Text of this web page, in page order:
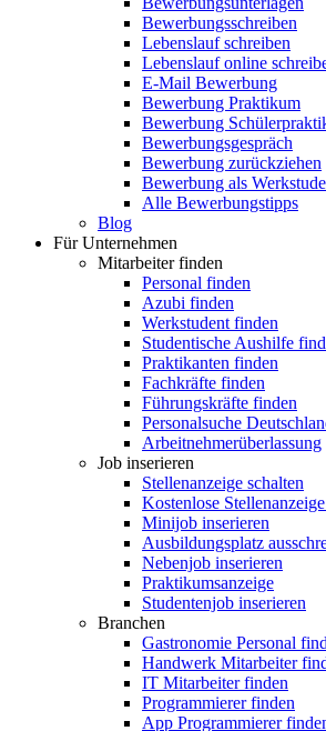
Bewerbungsschreiben
Lebenslauf schreiben
Lebenslauf online
E-Mail Bewerbung
Bewerbung Praktikum
Bewerbung
Bewerbungsgespräch
Bewerbung zurückziehen
Bewerbung als
Alle Bewerbungstipps
Blog
Für Unternehmen
Mitarbeiter finden
Personal finden
Azubi finden
Werkstudent finden
Studentische Aushilfe
Praktikanten finden
Fachkräfte finden
Führungskräfte finden
Personalsuche
Arbeitnehmerüberlassung
Job inserieren
Stellenanzeige schalten
Kostenlose
Minijob inserieren
Ausbildungsplatz
Nebenjob inserieren
Praktikumsanzeige
Studentenjob inserieren
Branchen
Gastronomie Personal
Handwerk Mitarbeiter
IT Mitarbeiter finden
Programmierer finden
App Programmierer